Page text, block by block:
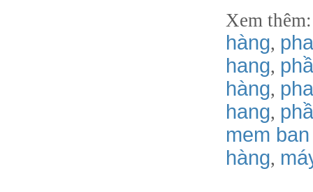
Xem
hàng,
hang,
hàng,
hang,
mem
hàng,